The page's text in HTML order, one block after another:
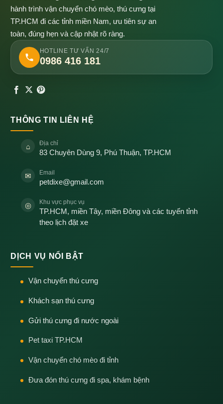
hành trình vận chuyển chó mèo, thú cưng tại
TP.HCM đi các tỉnh miền Nam, ưu tiên sự an
toàn, đúng hẹn và cập nhật rõ ràng.
HOTLINE TƯ VẤN 24/7
0986 416 181
THÔNG TIN LIÊN HỆ
⌂ Địa chỉ
83 Chuyên Dùng 9, Phú Thuận, TP.HCM
✉ Email
petdixe@gmail.com
◎ Khu vực phục vụ
TP.HCM, miền Tây, miền Đông và các tuyến tỉnh
theo lịch đặt xe
DỊCH VỤ NỔI BẬT
Vận chuyển thú cưng
Khách sạn thú cưng
Gửi thú cưng đi nước ngoài
Pet taxi TP.HCM
Vận chuyển chó mèo đi tỉnh
Đưa đón thú cưng đi spa, khám bệnh